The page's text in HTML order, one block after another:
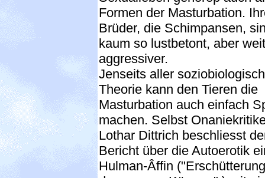
Formen der Masturbation.
Brüder, die Schimpansen,
kaum so lustbetont, aber weit
aggressiver.
Jenseits aller
Theorie kann den Tieren die
Masturbation auch einfach
machen. Selbst
Lothar Dittrich beschliesst
Bericht über die Autoerotik
Hulman-Âffin